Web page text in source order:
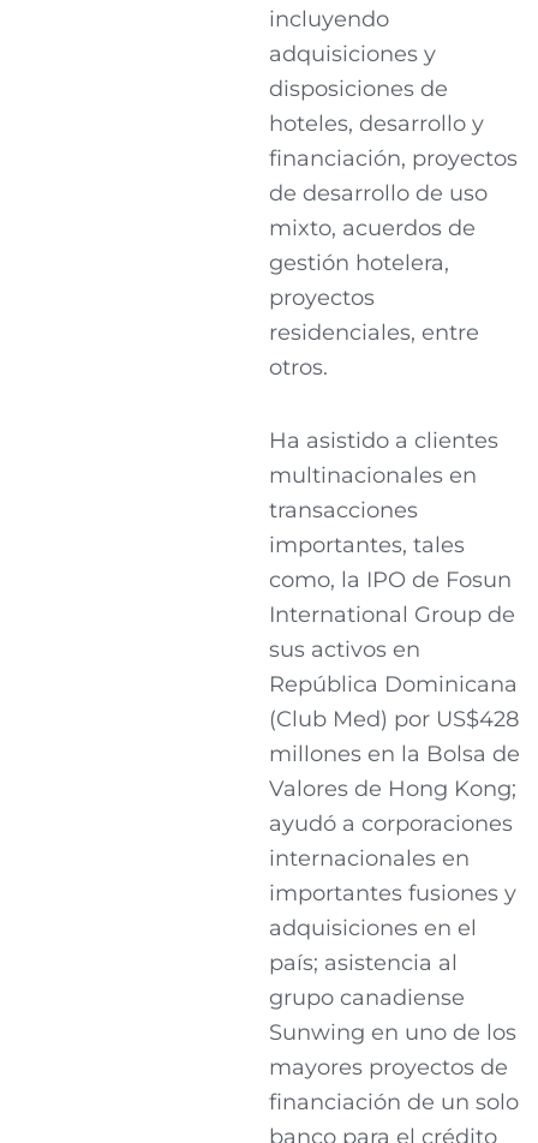
incluyendo
adquisiciones y
disposiciones de
hoteles, desarrollo y
financiación, proyectos
de desarrollo de uso
mixto, acuerdos de
gestión hotelera,
proyectos
residenciales, entre
otros.
Ha asistido a clientes
multinacionales en
transacciones
importantes, tales
como, la IPO de Fosun
International Group de
sus activos en
República Dominicana
(Club Med) por US$428
millones en la Bolsa de
Valores de Hong Kong;
ayudó a corporaciones
internacionales en
importantes fusiones y
adquisiciones en el
país; asistencia al
grupo canadiense
Sunwing en uno de los
mayores proyectos de
financiación de un solo
banco para el crédito